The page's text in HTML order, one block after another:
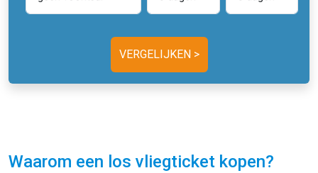
Waarom een los vliegticket kopen?